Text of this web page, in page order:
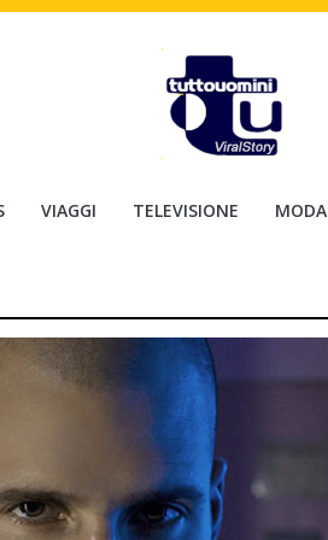
VIAGGI TELEVISIONE MODA